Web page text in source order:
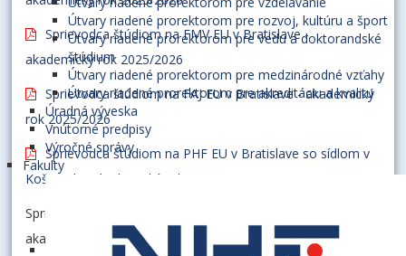
Útvary riadené prorektorom pre rozvoj, kultúru a šport
Útvary riadené prorektorom pre vedu a doktorandské
štúdium
Útvary riadené prorektorom pre medzinárodné vzťahy
Útvary riadené prorektorom pre akreditáciu a kvalitu
Úradná výveska
Vnútorné predpisy
Výročné správy
Fakulty
Sprievodca štúdiom na FMV EU v Bratislave -
akademický rok 2025/2026
Sprievodca štúdiom na FAJ EU v Bratislave - akademický
rok 2025/2026
Sprievodca štúdiom na PHF EU v Bratislave so sídlom v
Košiciach - akademický rok 2025/2026
Sprievodca štúdiom na rektoráte EU v Bratislave -
akademický rok 2025/2026